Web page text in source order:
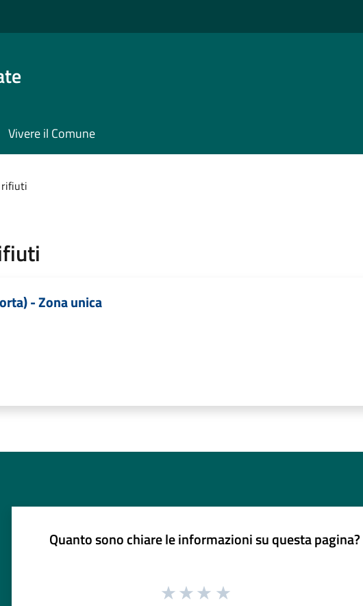
Vivere il Comune
rifiuti
- Zona unica
Quanto sono chiare le informazioni su questa pagina?